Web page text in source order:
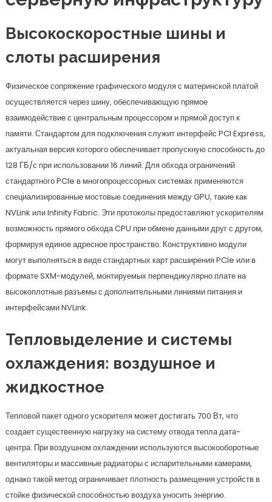
Высокоскоростные шины и
слоты расширения
Физическое сопряжение графического модуля с материнской платой
осуществляется через шину, обеспечивающую прямое
взаимодействие с центральным процессором и прямой доступ к
памяти. Стандартом для подключения служит интерфейс PCI Express,
актуальная версия которого обеспечивает пропускную способность до
128 ГБ/с при использовании 16 линий. Для обхода ограничений
стандартного PCIe в многопроцессорных системах применяются
специализированные мостовые соединения между GPU, такие как
NVLink или Infinity Fabric. Эти протоколы предоставляют ускорителям
возможность прямого обхода CPU при обмене данными друг с другом,
формируя единое адресное пространство. Конструктивно модули
могут выполняться в виде стандартных карт расширения PCIe или в
формате SXM-модулей, монтируемых перпендикулярно плате на
высокоплотные разъемы с дополнительными линиями питания и
интерфейсами NVLink.
Тепловыделение и системы
охлаждения: воздушное и
жидкостное
Тепловой пакет одного ускорителя может достигать 700 Вт, что
создает существенную нагрузку на систему отвода тепла дата-
центра. При воздушном охлаждении используются высокооборотные
вентиляторы и массивные радиаторы с испарительными камерами,
однако такой метод ограничивает плотность размещения устройств в
стойке физической способностью воздуха уносить энергию.